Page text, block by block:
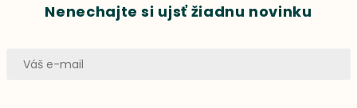
Nenechajte si ujsť žiadnu novinku